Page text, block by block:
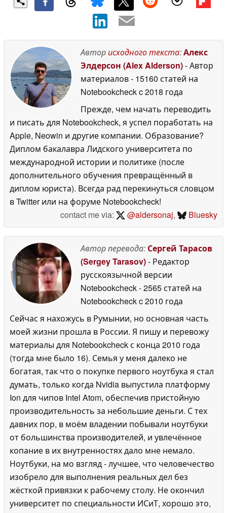
Авторисходного текста:Алекс
Элдерсон (Alex Alderson)- Автор
материалов- 15160 статей на
Notebookcheckc 2018 года
Прежде, чем начать переводить
и писать для Notebookcheck, я успел поработать на
Apple, Neowin и другие компании. Образование?
Диплом бакалавра Лидского университета по
международной истории и политике (после
дополнительного обучения превращённый в
диплом юриста). Всегда рад перекинуться словцом
в Twitter или на форуме Notebookcheck!
contact me via:
@aldersonaj, Bluesky
Автор перевода: Сергей Тарасов
(Sergey Tarasov)- Редактор
русскоязычной версии
Notebookcheck- 2565 статей на
Notebookcheckc 2010 года
Сейчас я нахожусь в Румынии, но основная часть
моей жизни прошла в России. Я пишу и перевожу
материалы для Notebookcheck с конца 2010 года
(тогда мне было 16). Семья у меня далеко не
богатая, так что о покупке первого ноутбука я стал
думать, только когда Nvidia выпустила платформу
Ion для чипов Intel Atom, обеспечив пристойную
производительность за небольшие деньги. С тех
давних пор, в моём владении побывали ноутбуки
от большинства производителей, и увлечённое
копание в их внутренностях дало мне немало.
Ноутбуки, на мо взгляд - лучшее, что человечество
изобрело для выполнения реальных дел без
жёсткой привязки к рабочему столу. Не окончил
университет по специальности ИСиТ, хорошо это,